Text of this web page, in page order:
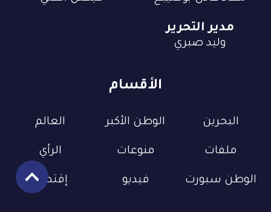
الأقسام
البحرين الوطن الأكبر العالم
ملفات منوعات الرأي
الوطن سبورت فيديو إقتصاد
مدير التحرير
وليد صبري